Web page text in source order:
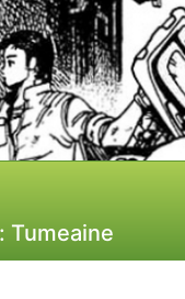
Tumeaine